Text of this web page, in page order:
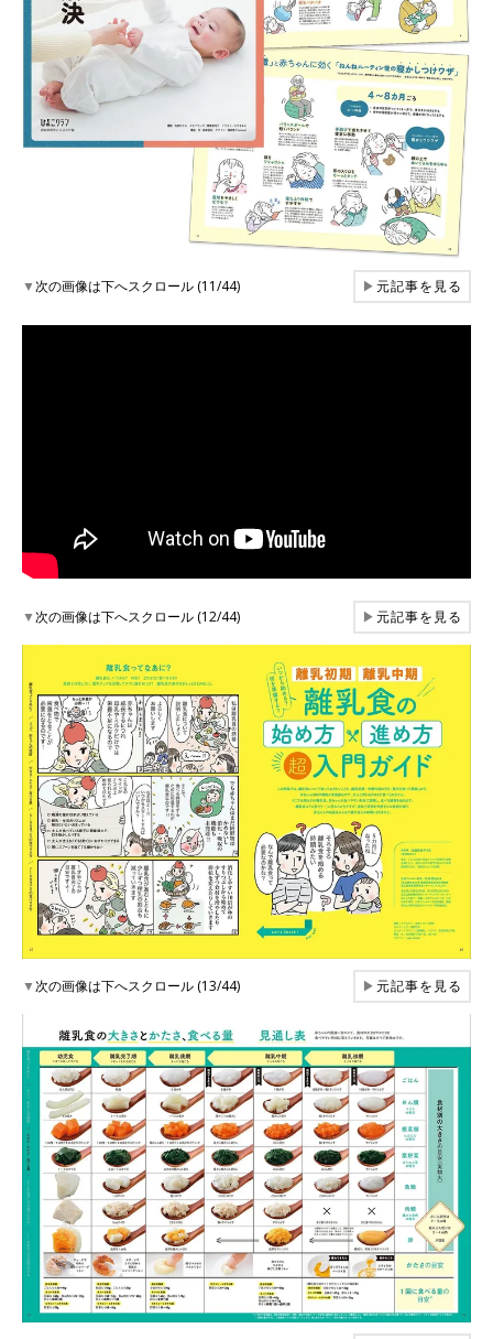
▼次の画像は下へスクロール (11/44) ▶元記事を見る
▼次の画像は下へスクロール (12/44) ▶元記事を見る
▼次の画像は下へスクロール (13/44) ▶元記事を見る